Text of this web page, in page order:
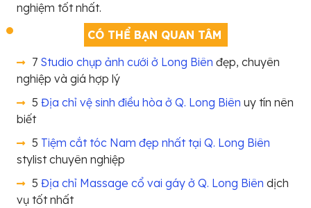
nghiệm tốt nhất.
CÓ THỂ BẠN QUAN TÂM
7 Studio chụp ảnh cưới ở Long Biên đẹp, chuyên
nghiệp và giá hợp lý
5 Địa chỉ vệ sinh điều hòa ở Q. Long Biên uy tín nên
biết
5 Tiệm cắt tóc Nam đẹp nhất tại Q. Long Biên
stylist chuyên nghiệp
5 Địa chỉ Massage cổ vai gáy ở Q. Long Biên dịch
vụ tốt nhất